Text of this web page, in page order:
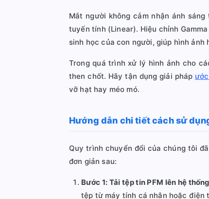
Mắt người không cảm nhận ánh
tuyến tính (Linear). Hiệu chỉnh
sinh học của con người, giúp hình
Trong quá trình xử lý hình ảnh cho
then chốt. Hãy tận dụng giải pháp
vỡ hạt hay méo mó.
Hướng dẫn chi tiết cách sử
Quy trình chuyển đổi của chúng tôi
đơn giản sau:
Bước 1: Tải tệp tin PFM lên hệ
tệp từ máy tính cá nhân hoặc điện